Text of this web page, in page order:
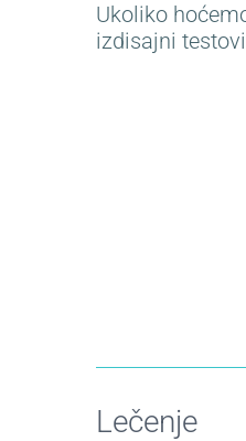
Ukoliko
izdisajni
Lečenje